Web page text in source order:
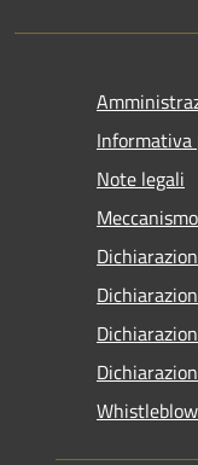
Informativa
Note legali